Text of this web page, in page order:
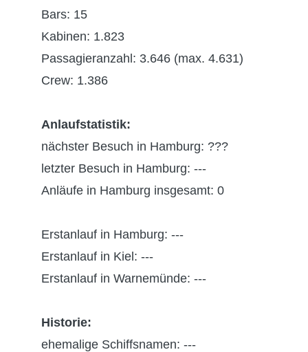
Bars: 15
Kabinen: 1.823
Passagieranzahl: 3.646 (max. 4.631)
Crew: 1.386
Anlaufstatistik:
nächster Besuch in Hamburg: ???
letzter Besuch in Hamburg: ---
Anläufe in Hamburg insgesamt: 0
Erstanlauf in Hamburg: ---
Erstanlauf in Kiel: ---
Erstanlauf in Warnemünde: ---
Historie:
ehemalige Schiffsnamen: ---